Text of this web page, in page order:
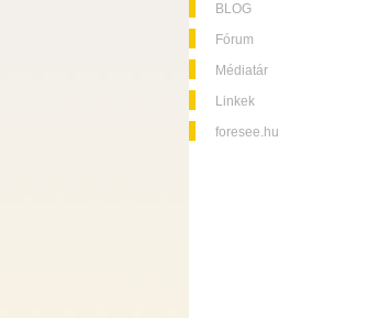
BLOG
Fórum
Médiatár
Linkek
foresee.hu